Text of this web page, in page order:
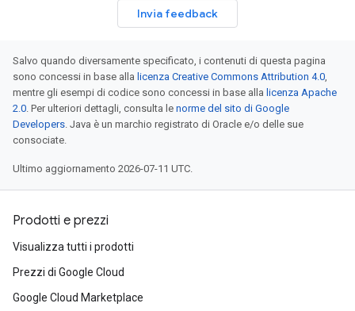
Invia feedback
Salvo quando diversamente specificato, i contenuti di questa pagina
sono concessi in base alla licenza Creative Commons Attribution 4.0,
mentre gli esempi di codice sono concessi in base alla licenza Apache
2.0. Per ulteriori dettagli, consulta le norme del sito di Google
Developers. Java è un marchio registrato di Oracle e/o delle sue
consociate.
Ultimo aggiornamento 2026-07-11 UTC.
Prodotti e prezzi
Visualizza tutti i prodotti
Prezzi di Google Cloud
Google Cloud Marketplace